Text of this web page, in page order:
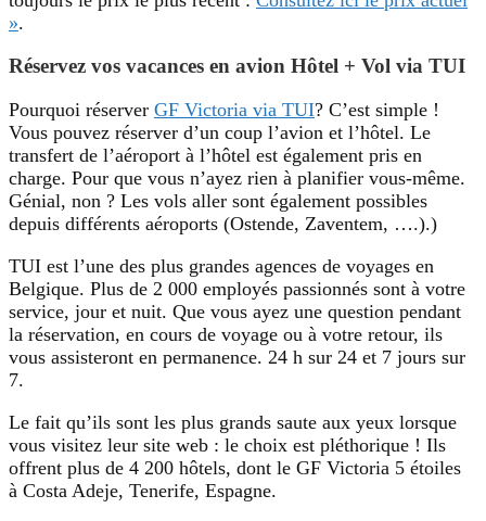
».
Réservez vos vacances en avion Hôtel + Vol via TUI
Pourquoi réserver GF Victoria via TUI? C’est simple !
Vous pouvez réserver d’un coup l’avion et l’hôtel. Le
transfert de l’aéroport à l’hôtel est également pris en
charge. Pour que vous n’ayez rien à planifier vous-même.
Génial, non ? Les vols aller sont également possibles
depuis différents aéroports (Ostende, Zaventem, ….).)
TUI est l’une des plus grandes agences de voyages en
Belgique. Plus de 2 000 employés passionnés sont à votre
service, jour et nuit. Que vous ayez une question pendant
la réservation, en cours de voyage ou à votre retour, ils
vous assisteront en permanence. 24 h sur 24 et 7 jours sur
7.
Le fait qu’ils sont les plus grands saute aux yeux lorsque
vous visitez leur site web : le choix est pléthorique ! Ils
offrent plus de 4 200 hôtels, dont le GF Victoria 5 étoiles
à Costa Adeje, Tenerife, Espagne.